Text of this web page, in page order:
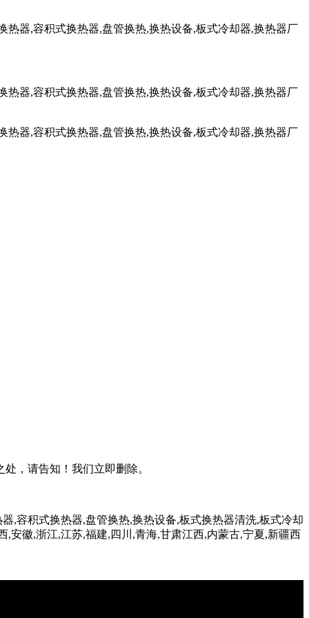
，请告知！我们立即删除。
,容积式换热器,盘管换热,换热设备,板式换热器清洗,板式冷却
安徽,浙江,江苏,福建,四川,青海,甘肃江西,内蒙古,宁夏,新疆西